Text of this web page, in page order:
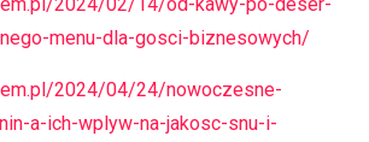
menu-dla-gosci-biznesowych/
2024/04/24/nowoczesne-
a-ich-wplyw-na-jakosc-snu-i-